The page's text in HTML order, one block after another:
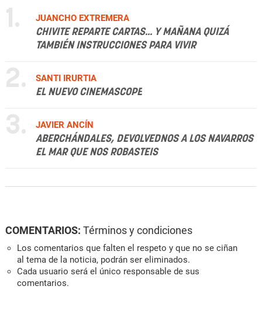
1.
JUANCHO EXTREMERA
CHIVITE REPARTE CARTAS... Y MAÑANA QUIZÁ
TAMBIÉN INSTRUCCIONES PARA VIVIR
2.
SANTI IRURTIA
EL NUEVO CINEMASCOPE
3.
JAVIER ANCÍN
ABERCHÁNDALES, DEVOLVEDNOS A LOS NAVARROS
EL MAR QUE NOS ROBASTEIS
COMENTARIOS: Términos y condiciones
Los comentarios que falten el respeto y que no se ciñan
al tema de la noticia, podrán ser eliminados.
Cada usuario será el único responsable de sus
comentarios.